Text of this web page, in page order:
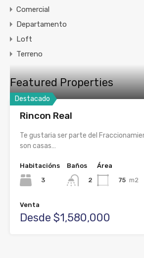
Comercial
Departamento
Loft
Terreno
Featured Properties
Destacado
Rincon Real
Te gustaria ser parte del
son casas…
Habitacións
3
Baños
2
Área
75 m2
Venta
Desde $1,580,000